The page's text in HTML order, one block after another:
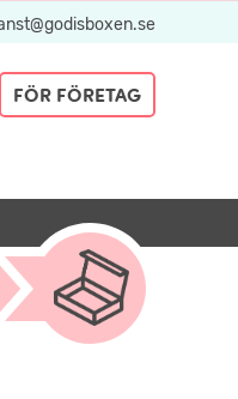
FÖR FÖRETAG